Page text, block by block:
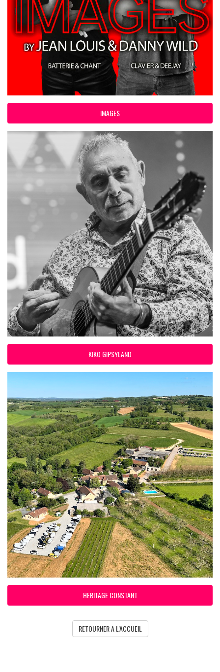
IMAGES
KIKO GIPSYLAND
HERITAGE CONSTANT
RETOURNER A L'ACCUEIL